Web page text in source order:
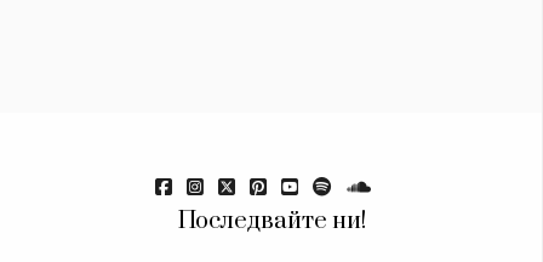
Последвайте ни!
ползване
За нас